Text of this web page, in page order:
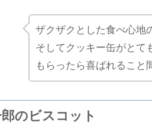
ザクザクとした食べ心地
そしてクッキー缶がと
もらったら喜ばれること
のビスコット